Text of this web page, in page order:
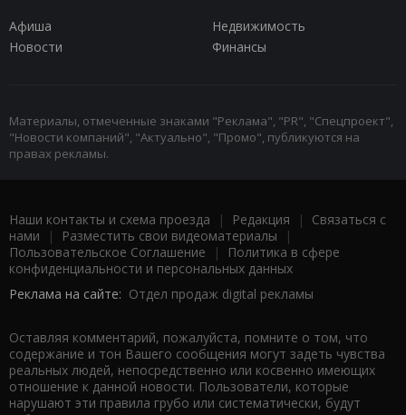
Афиша
Недвижимость
Новости
Финансы
Материалы, отмеченные знаками "Реклама", "PR", "Спецпроект",
"Новости компаний", "Актуально", "Промо", публикуются на
правах рекламы.
Наши контакты и схема проезда | Редакция | Связаться с
нами | Разместить свои видеоматериалы |
Пользовательское Соглашение |
Политика в сфере
конфиденциальности и персональных данных
Реклама на сайте: Отдел продаж digital рекламы
Оставляя комментарий, пожалуйста, помните о том, что
содержание и тон Вашего сообщения могут задеть чувства
реальных людей, непосредственно или косвенно имеющих
отношение к данной новости. Пользователи, которые
нарушают эти правила грубо или систематически, будут